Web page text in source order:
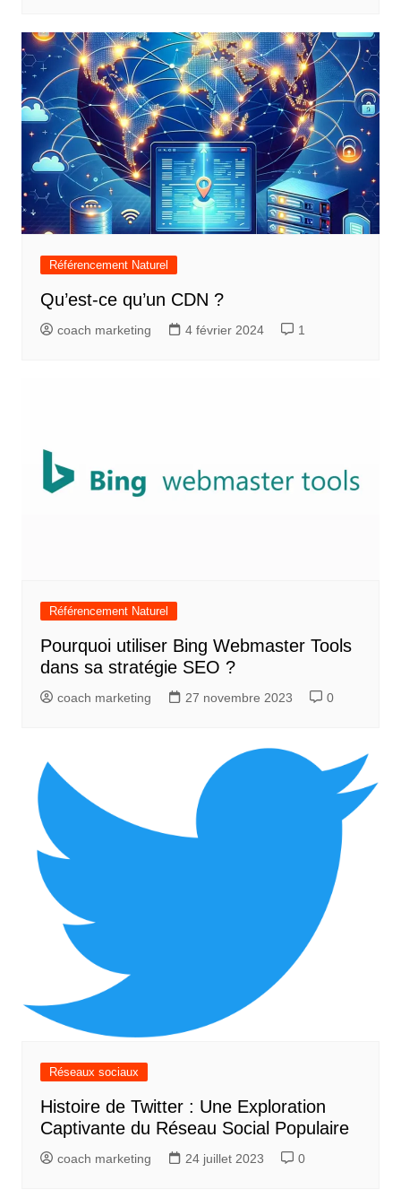
Référencement Naturel
Qu’est-ce qu’un CDN ?
coach marketing 4 février 2024 1
Référencement Naturel
Pourquoi utiliser Bing Webmaster Tools
dans sa stratégie SEO ?
coach marketing 27 novembre 2023 0
Réseaux sociaux
Histoire de Twitter : Une Exploration
Captivante du Réseau Social Populaire
coach marketing 24 juillet 2023 0